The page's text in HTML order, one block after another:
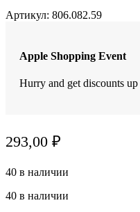
Артикул: 806.082.59
Apple Shopping Event
Hurry and get discounts
293,00 ₽
40 в наличии
40 в наличии